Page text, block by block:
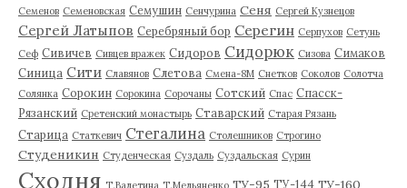
Семенов Семеновская Семушин Сенчурина Сеня Сергей Кузнецов
Сергей Латыпов Серебряный бор Серегин Серпухов Сетунь
Сеф Сивичев Сивцев вражек Сидоров Сидорюк Сизова Симаков
Синица Сити Славянов Слетова Смена-8М Снетков Соколов Солотча
Солянка Сорокин Сорокина Сорочаны Сотский Спас Спасск-
Рязанский Сретенский монастырь Ставарский Старая Рязань
Старица Статкевич Стегалина Столешников Строгино
Студеникин Студенческая Суздаль Суздальская Сурин
Сходня Т.Валетина Т.Мельяненко ТУ-95 ТУ-144 ТУ-160